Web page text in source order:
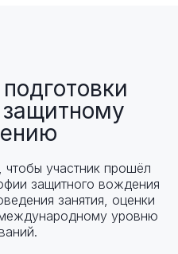
чтобы участник прошёл
защитного вождения
занятия, оценки
уровню